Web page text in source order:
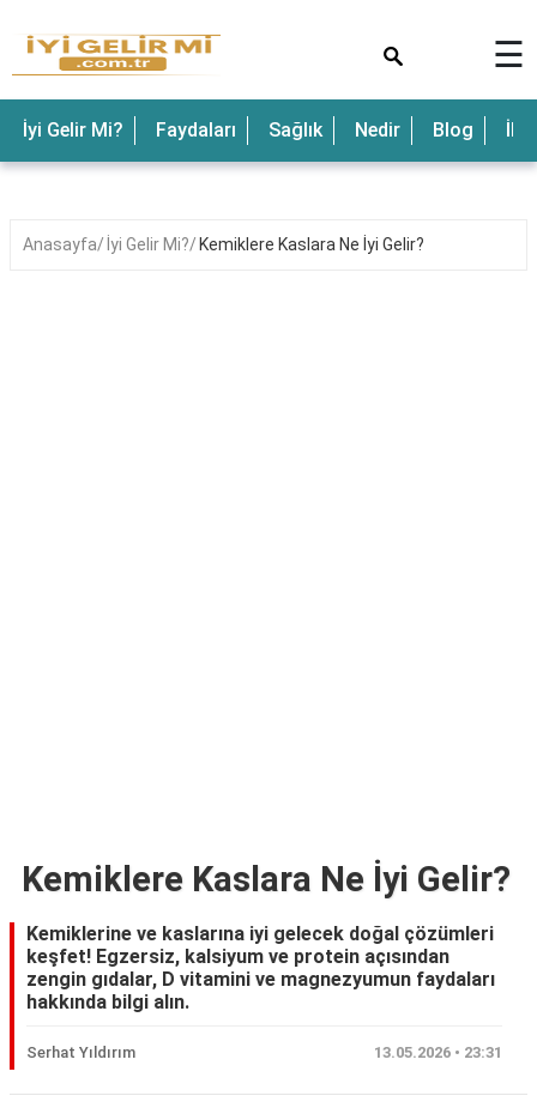
☰
İyi Gelir Mi? Faydaları Sağlık Nedir Blog
Anasayfa İyi Gelir Mi? Kemiklere Kaslara Ne İyi Gelir?
Kemiklere Kaslara Ne İyi Gelir?
Kemiklerine ve kaslarına iyi gelecek doğal çözümleri
keşfet! Egzersiz, kalsiyum ve protein açısından
zengin gıdalar, D vitamini ve magnezyumun faydaları
hakkında bilgi alın.
Serhat Yıldırım 13.05.2026 • 23:31